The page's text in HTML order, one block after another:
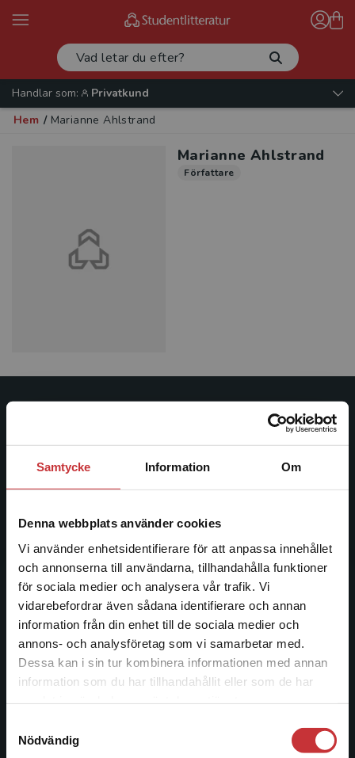
Samtycke Information Om
Denna webbplats använder cookies
Vi använder enhetsidentifierare för att anpassa innehållet
och annonserna till användarna, tillhandahålla funktioner
för sociala medier och analysera vår trafik. Vi
vidarebefordrar även sådana identifierare och annan
information från din enhet till de sociala medier och
annons- och analysföretag som vi samarbetar med.
Dessa kan i sin tur kombinera informationen med annan
information som du har tillhandahållit eller som de har
Nödvändig
Begränsad fraktregion
Det verkar som att du besöker
studentlitteratur.se via en enhet utanför Sverige.
Vi erbjuder inte leveranser utanför Sverige. För
att kunna slutföra ett köp måste
Handlar som:
Privatkund
Hem / Marianne Ahlstrand
Marianne Ahlstrand
Författare
ledande utbildningsförlag. Med läromedel, kurslitteratur,
facklitteratur, utbildningar och digitala
längs hela kunskapsresan.
Kontakta oss
Kontakta oss
046-31 20 00
Postadress:
Box 141
221 00 Lund
Besöksadress: